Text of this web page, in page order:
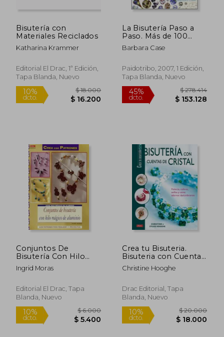
$ 95.000
Bisutería con
Materiales Reciclados
Katharina Krammer
Editorial El Drac, 1ª Edición,
Tapa Blanda, Nuevo
La Bisutería Paso a
Paso. Más de 100
Diseños de Bisuteria
Para Crear y Presumir
Práctico)
Barbara Case
Paidotribo, 2007, 1 Edición,
Tapa Blanda, Nuevo
Conjuntos De
Bisutería Con Hilo
Mágico De Aluminio
(Crea Con Patrones)
Ingrid Moras
Editorial El Drac, Tapa
Blanda, Nuevo
Crea tu Bisuteria.
Bisuteria con Cuentas
de Crital (Crea tu
Bisuteria (Drac))
Christine Hooghe
Drac Editorial, Tapa
Blanda, Nuevo